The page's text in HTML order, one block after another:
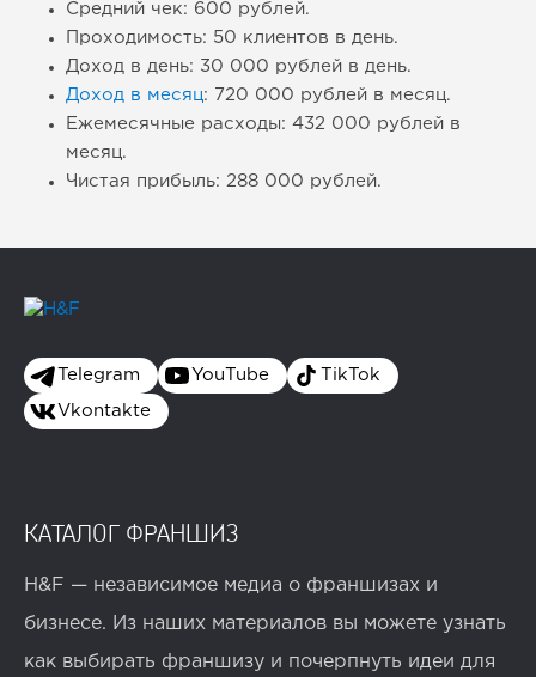
Средний чек: 600 рублей.
Проходимость: 50 клиентов в день.
Доход в день: 30 000 рублей в день.
Доход в месяц: 720 000 рублей в месяц.
Ежемесячные расходы: 432 000 рублей в
месяц.
Чистая прибыль: 288 000 рублей.
Telegram YouTube TikTok
Vkontakte
КАТАЛОГ ФРАНШИЗ
H&F — независимое медиа о франшизах и
бизнесе. Из наших материалов вы можете узнать
как выбирать франшизу и почерпнуть идеи для